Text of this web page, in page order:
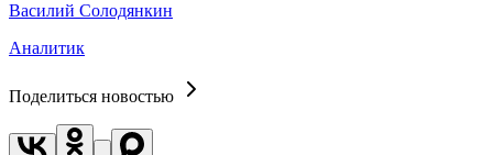
Василий Солодянкин
Аналитик
Поделиться новостью